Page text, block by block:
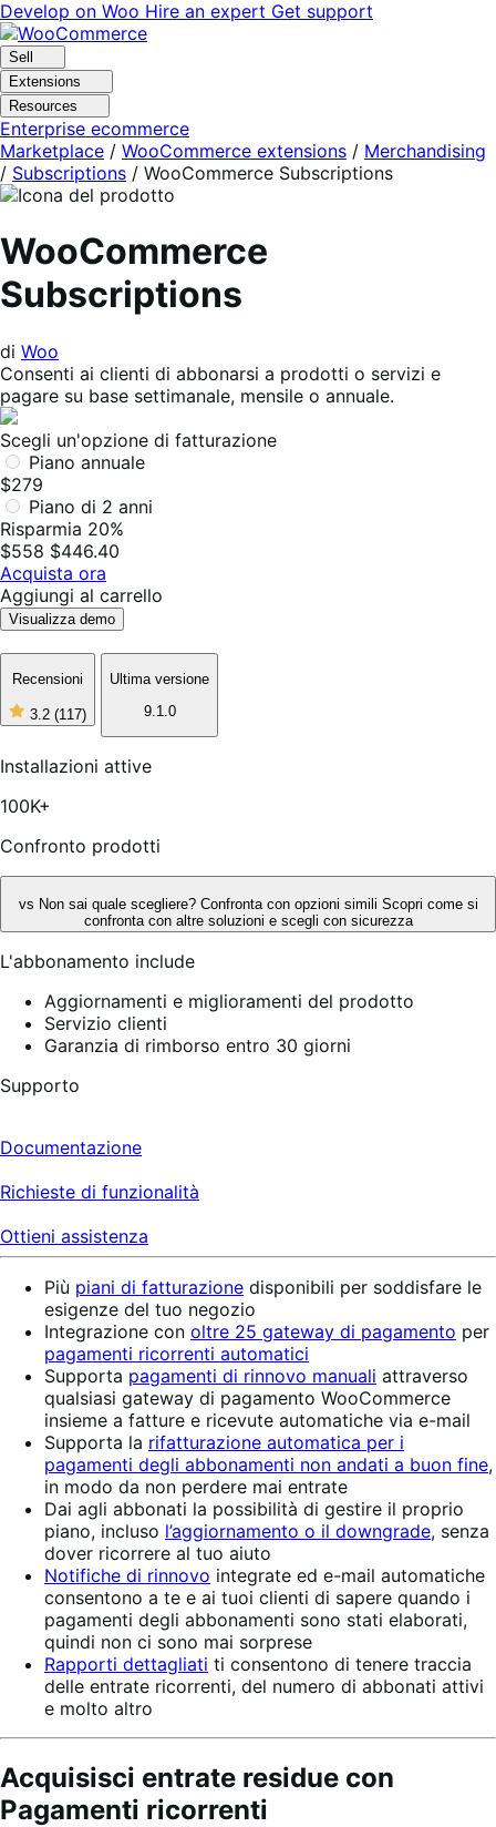
Vai
alla
navigazione
Vai
al
contenuto
Develop on Woo Hire an expert Get support
Sell
Extensions
Resources
Enterprise ecommerce
Marketplace / WooCommerce extensions / Merchandising
/ Subscriptions / WooCommerce Subscriptions
WooCommerce
Subscriptions
di Woo
Consenti ai clienti di abbonarsi a prodotti o servizi e
pagare su base settimanale, mensile o annuale.
Scegli un'opzione di fatturazione
Piano annuale
$279
Piano di 2 anni
Risparmia 20%
$558 $446.40
Acquista ora
Aggiungi al carrello
Visualizza demo
Recensioni
3.2 (117)
3
su
5,
recensioni
Ultima versione
9.1.0
Installazioni attive
100K+
Confronto prodotti
vs Non sai quale scegliere? Confronta con opzioni simili Scopri come si
confronta con altre soluzioni e scegli con sicurezza
L'abbonamento include
Aggiornamenti e miglioramenti del prodotto
Servizio clienti
Garanzia di rimborso entro 30 giorni
Supporto
Documentazione
Richieste di funzionalità
Ottieni assistenza
Più piani di fatturazione disponibili per soddisfare le
esigenze del tuo negozio
Integrazione con oltre 25 gateway di pagamento per
pagamenti ricorrenti automatici
Supporta pagamenti di rinnovo manuali attraverso
qualsiasi gateway di pagamento WooCommerce
insieme a fatture e ricevute automatiche via e-mail
Supporta la rifatturazione automatica per i
pagamenti degli abbonamenti non andati a buon fine,
in modo da non perdere mai entrate
Dai agli abbonati la possibilità di gestire il proprio
piano, incluso l’aggiornamento o il downgrade, senza
dover ricorrere al tuo aiuto
Notifiche di rinnovo integrate ed e-mail automatiche
consentono a te e ai tuoi clienti di sapere quando i
pagamenti degli abbonamenti sono stati elaborati,
quindi non ci sono mai sorprese
Rapporti dettagliati ti consentono di tenere traccia
delle entrate ricorrenti, del numero di abbonati attivi
e molto altro
Acquisisci entrate residue con
Pagamenti ricorrenti